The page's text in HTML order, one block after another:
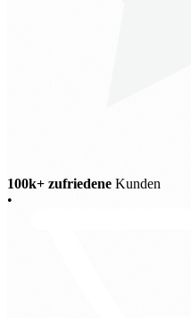
100k+ zufriedene Kunden
•